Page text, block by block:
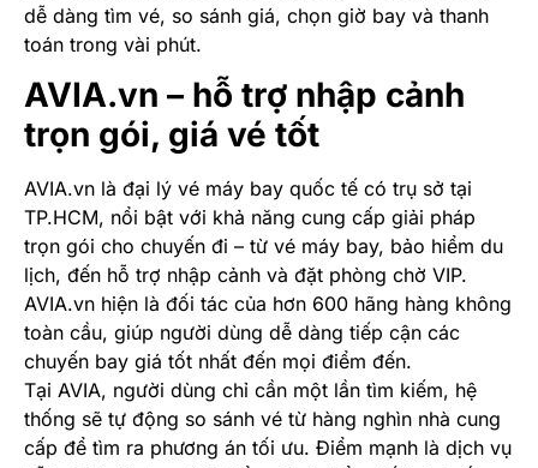
dễ dàng tìm vé, so sánh giá, chọn giờ bay và thanh
toán trong vài phút.
AVIA.vn – hỗ trợ nhập cảnh
trọn gói, giá vé tốt
AVIA.vn là đại lý vé máy bay quốc tế có trụ sở tại
TP.HCM, nổi bật với khả năng cung cấp giải pháp
trọn gói cho chuyến đi – từ vé máy bay, bảo hiểm du
lịch, đến hỗ trợ nhập cảnh và đặt phòng chờ VIP.
AVIA.vn hiện là đối tác của hơn 600 hãng hàng không
toàn cầu, giúp người dùng dễ dàng tiếp cận các
chuyến bay giá tốt nhất đến mọi điểm đến.
Tại AVIA, người dùng chỉ cần một lần tìm kiếm, hệ
thống sẽ tự động so sánh vé từ hàng nghìn nhà cung
cấp để tìm ra phương án tối ưu. Điểm mạnh là dịch vụ